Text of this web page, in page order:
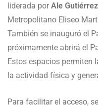
liderada por Ale Gutiérrez
Metropolitano Eliseo
También se inauguró el
próximamente abrirá el
Estos espacios permiten
la actividad física y
Para facilitar el acceso,